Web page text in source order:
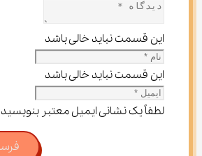
این قسمت نباید خالی باشد
این قسمت نباید خالی باشد
لطفاً یک نشانی ایمیل معتبر